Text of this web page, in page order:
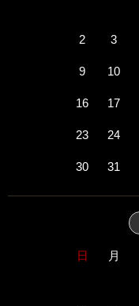
2 3
9 10
16 17
23 24
30 31
日 月